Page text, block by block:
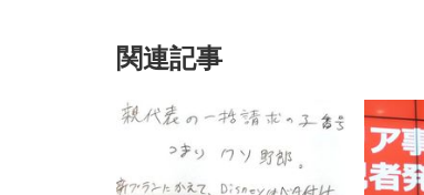
関連記事